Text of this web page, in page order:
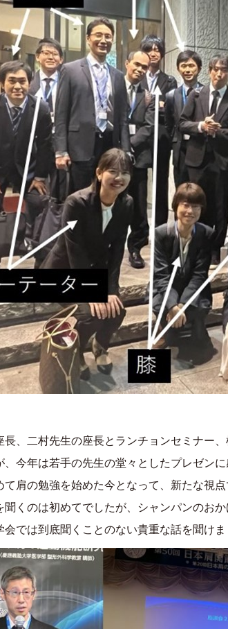
長、二村先生の座長とランチョンセミナー
、今年は若手の先生の堂々としたプレゼン
て肩の勉強を始めた今となって、新たな視
聞くのは初めてでしたが、シャンパンのお
会では到底聞くことのない貴重な話を聞けま